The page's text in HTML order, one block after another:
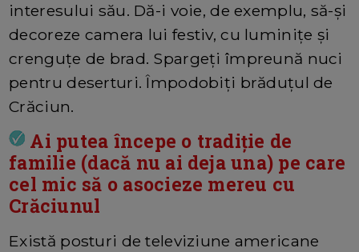
interesului său. Dă-i voie, de exemplu, să-și
decoreze camera lui festiv, cu luminițe și
crenguțe de brad. Spargeți împreună nuci
pentru deserturi. Împodobiți brăduțul de
Crăciun.
Ai putea începe o tradiție de
familie (dacă nu ai deja una) pe care
cel mic să o asocieze mereu cu
Crăciunul
Există posturi de televiziune americane